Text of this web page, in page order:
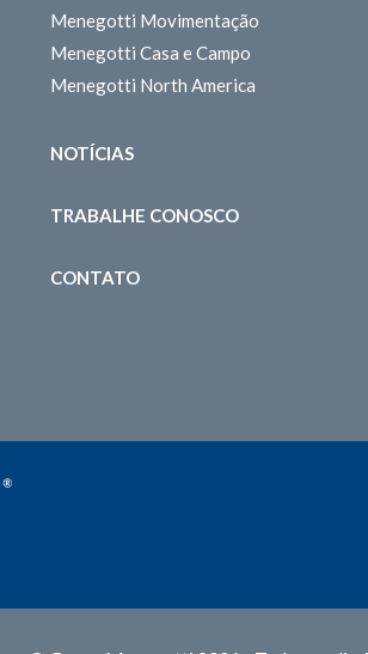
Menegotti Movimentação
Menegotti Casa e Campo
Menegotti North America
NOTÍCIAS
TRABALHE CONOSCO
CONTATO